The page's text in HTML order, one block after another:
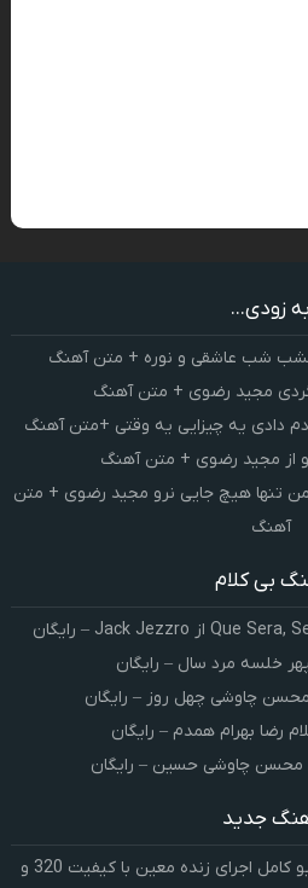
به زودی...
شب عاشقی و نوره + متن آهنگ
مجید رضوی + متن آهنگ
دادی یه چیزایی یه وقتی +متن آهنگ
از مجید رضوی + متن آهنگ
تنها هیچ جایی نرو مجید رضوی + متن
آهنگ
بی کلام
خلسه مرد سال – رایگان
محسن چاوشی چهل روز – رایگان
رضا بهرام همدم – رایگان
محسن چاوشی حسین – رایگان
جدید
کنسرت صوتی معین لایو | آرشیو کامل اجرای زنده معین با کیفیت 320 و